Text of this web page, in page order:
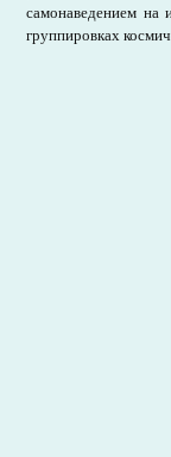
самонаведением на
группировках